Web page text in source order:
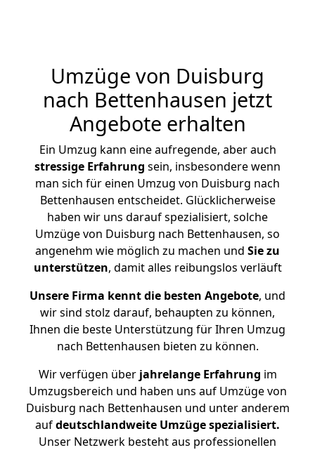
Umzüge von Duisburg
nach Bettenhausen jetzt
Angebote erhalten
Ein Umzug kann eine aufregende, aber auch
stressige Erfahrung sein, insbesondere wenn
man sich für einen Umzug von Duisburg nach
Bettenhausen entscheidet. Glücklicherweise
haben wir uns darauf spezialisiert, solche
Umzüge von Duisburg nach Bettenhausen, so
angenehm wie möglich zu machen und Sie zu
unterstützen, damit alles reibungslos verläuft
Unsere Firma kennt die besten Angebote, und
wir sind stolz darauf, behaupten zu können,
Ihnen die beste Unterstützung für Ihren Umzug
nach Bettenhausen bieten zu können.
Wir verfügen überjahrelange Erfahrung im
Umzugsbereich und haben uns auf Umzüge von
Duisburg nach Bettenhausen und unter anderem
aufdeutschlandweite Umzüge spezialisiert.
Unser Netzwerk besteht aus professionellen